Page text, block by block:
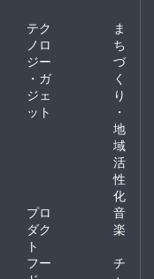
テク
ノロ
ジー
・ガ
ジェ
ット
ま
ち
づ
く
り
・
地
域
活
性
化
プロ
ダク
ト
音
楽
フー
チ